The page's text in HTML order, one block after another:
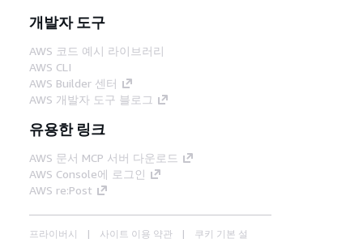
개발자 도구
AWS 코드 예시 라이브러리
AWS CLI
AWS Builder 센터
AWS 개발자 도구 블로그
유용한 링크
AWS 문서 MCP 서버 다운로드
AWS Console에 로그인
AWS re:Post
프라이버시 사이트 이용 약관
쿠키 기본 설